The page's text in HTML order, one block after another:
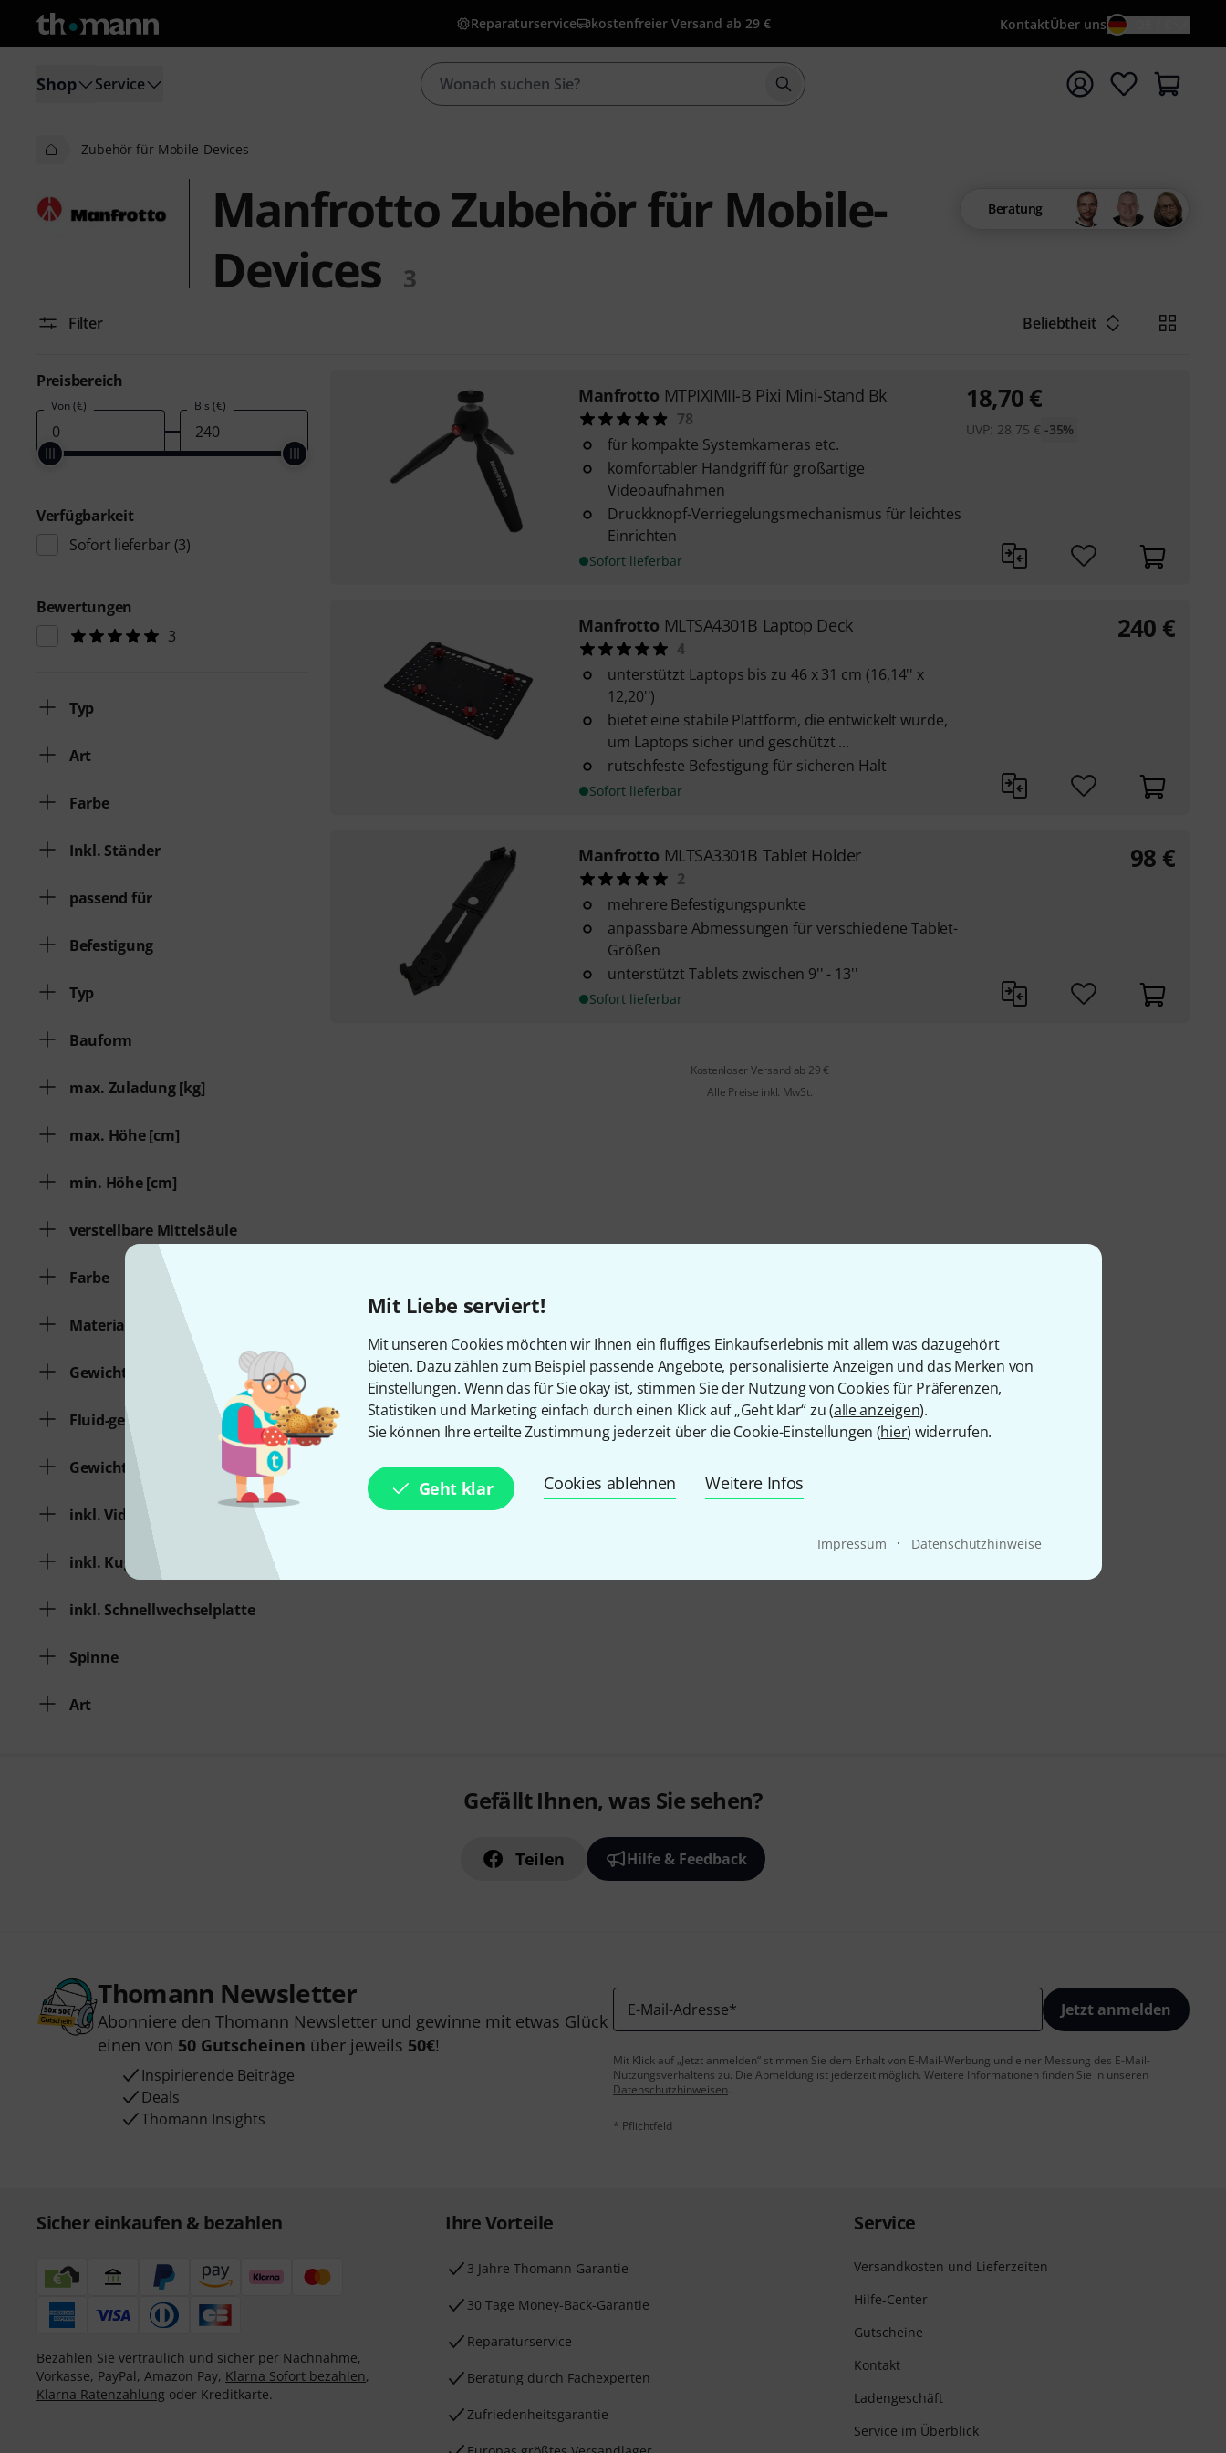
Mit Liebe serviert!
Mit unseren Cookies möchten wir Ihnen ein fluffiges Einkaufserlebnis mit allem was dazugehört
bieten. Dazu zählen zum Beispiel passende Angebote, personalisierte Anzeigen und das Merken von
Einstellungen. Wenn das für Sie okay ist, stimmen Sie der Nutzung von Cookies für Präferenzen,
Statistiken und Marketing einfach durch einen Klick auf „Geht klar“ zu (alle anzeigen).
Sie können Ihre erteilte Zustimmung jederzeit über die Cookie-Einstellungen (hier) widerrufen.
Geht klar Cookies ablehnen Weitere Infos
Impressum · Datenschutzhinweise
Reparaturservice kostenfreier Versand ab 29 € KontaktÜber uns
Shop Service Suche mit Suchwort {searchTerm} starten
Zubehör für Mobile-Devices
Manfrotto Zubehör für Mobile-
Devices
3
Beratung
Filter Beliebtheit
Preisbereich
Von (€) Bis (€)
Verfügbarkeit
Sofort lieferbar (3)
Bewertungen
3
Typ
Art
Farbe
Inkl. Ständer
passend für
Befestigung
Typ
Bauform
max. Zuladung [kg]
max. Höhe [cm]
min. Höhe [cm]
verstellbare Mittelsäule
Farbe
Material
Gewicht [kg]
Fluid-gedämpft
Gewichtsausgleich
inkl. Video-Neiger
inkl. Kugelgelenkopf
inkl. Schnellwechselplatte
Spinne
Art
Manfrotto MTPIXIMII-B Pixi Mini-Stand Bk
78
für kompakte Systemkameras etc.
komfortabler Handgriff für großartige
Videoaufnahmen
Druckknopf-Verriegelungsmechanismus für leichtes
Einrichten
Sofort lieferbar
18,70€
UVP: 28,75 € -35%
Manfrotto MLTSA4301B Laptop Deck
4
unterstützt Laptops bis zu 46 x 31 cm (16,14'' x
12,20'')
bietet eine stabile Plattform, die entwickelt wurde,
um Laptops sicher und geschützt ...
rutschfeste Befestigung für sicheren Halt
Sofort lieferbar
240 €
Manfrotto MLTSA3301B Tablet Holder
2
mehrere Befestigungspunkte
anpassbare Abmessungen für verschiedene Tablet-
Größen
unterstützt Tablets zwischen 9'' - 13''
Sofort lieferbar
98 €
Kostenloser Versand ab 29 €
Alle Preise inkl. MwSt.
Gefällt Ihnen, was Sie sehen?
Teilen Hilfe & Feedback
Thomann Newsletter
Abonniere den Thomann Newsletter und gewinne mit etwas Glück
einen von 50 Gutscheinen über jeweils 50€!
Inspirierende Beiträge
Deals
Thomann Insights
E-Mail-Adresse* Jetzt anmelden
Mit Klick auf „Jetzt anmelden“ stimmen Sie dem Erhalt von E-Mail-Werbung und einer Messung des E-Mail-
Nutzungsverhaltens zu. Die Abmeldung ist jederzeit möglich. Weitere Informationen finden Sie in unseren
Datenschutzhinweisen.
* Pflichtfeld
Sicher einkaufen & bezahlen
Bezahlen Sie vertraulich und sicher per Nachnahme,
Vorkasse, PayPal, Amazon Pay, Klarna Sofort bezahlen,
Klarna Ratenzahlung oder Kreditkarte.
Ihre Vorteile
3 Jahre Thomann Garantie
30 Tage Money-Back-Garantie
Reparaturservice
Beratung durch Fachexperten
Zufriedenheitsgarantie
Service
Versandkosten und Lieferzeiten
Hilfe-Center
Gutscheine
Kontakt
Ladengeschäft
Service im Überblick